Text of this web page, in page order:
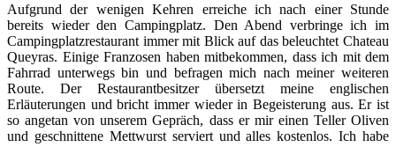
Aufgrund der wenigen Kehren erreiche ich nach einer Stunde
bereits wieder den Campingplatz. Den Abend verbringe ich im
Campingplatzrestaurant immer mit Blick auf das beleuchtet Chateau
Queyras. Einige Franzosen haben mitbekommen, dass ich mit dem
Fahrrad unterwegs bin und befragen mich nach meiner weiteren
Route. Der Restaurantbesitzer übersetzt meine englischen
Erläuterungen und bricht immer wieder in Begeisterung aus. Er ist
so angetan von unserem Gepräch, dass er mir einen Teller Oliven
und geschnittene Mettwurst serviert und alles kostenlos. Ich habe